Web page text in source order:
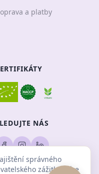
a platby
NÁS
správného
zážitku. Více